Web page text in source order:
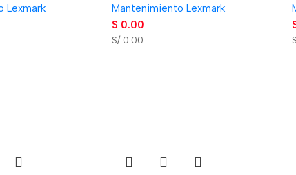
Lexmark
Mantenimiento Lexmark
$ 0.00
S/ 0.00